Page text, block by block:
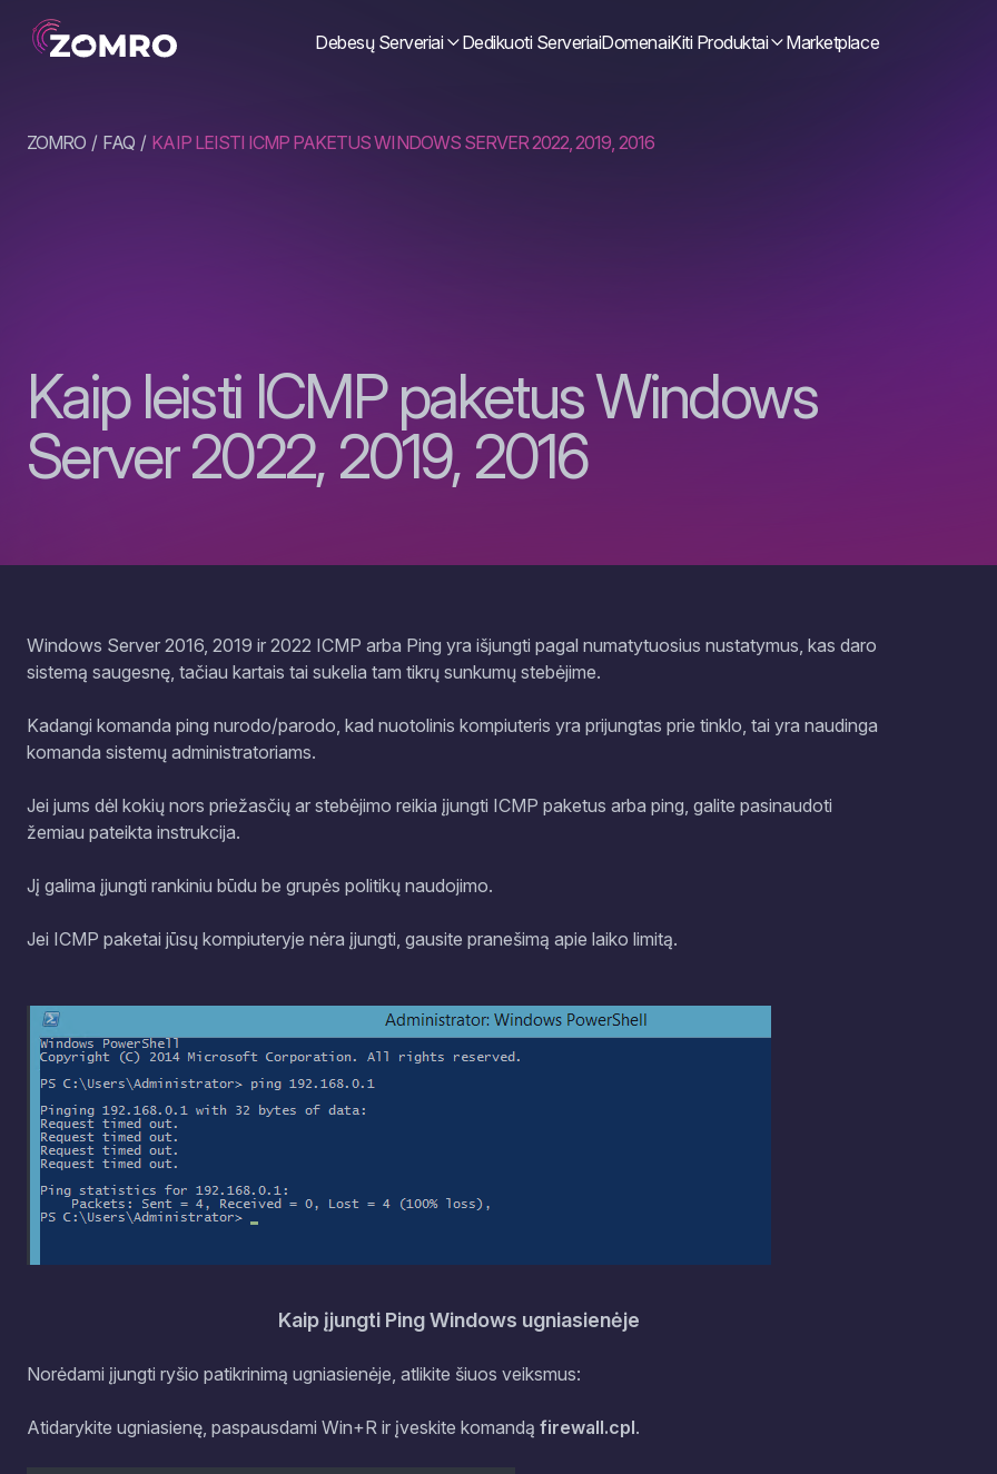
Debesų Serveriai Dedikuoti ServeriaiDomenaiKiti Produktai Marketplace
ZOMRO FAQ KAIP LEISTI ICMP PAKETUS WINDOWS SERVER 2022, 2019, 2016
Kaip leisti ICMP paketus Windows
Server 2022, 2019, 2016
Windows Server 2016, 2019 ir 2022 ICMP arba Ping yra išjungti pagal numatytuosius nustatymus, kas daro
sistemą saugesnę, tačiau kartais tai sukelia tam tikrų sunkumų stebėjime.
Kadangi komanda ping nurodo/parodo, kad nuotolinis kompiuteris yra prijungtas prie tinklo, tai yra naudinga
komanda sistemų administratoriams.
Jei jums dėl kokių nors priežasčių ar stebėjimo reikia įjungti ICMP paketus arba ping, galite pasinaudoti
žemiau pateikta instrukcija.
Jį galima įjungti rankiniu būdu be grupės politikų naudojimo.
Jei ICMP paketai jūsų kompiuteryje nėra įjungti, gausite pranešimą apie laiko limitą.
Kaip įjungti Ping Windows ugniasienėje
Norėdami įjungti ryšio patikrinimą ugniasienėje, atlikite šiuos veiksmus:
Atidarykite ugniasienę, paspausdami Win+R ir įveskite komandą firewall.cpl.